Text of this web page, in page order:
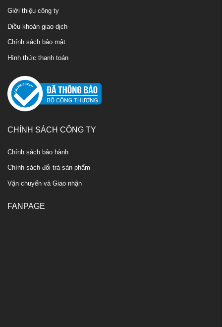
Giới thiệu công ty
Điều khoản giao dịch
Chính sách bảo mật
Hình thức thanh toán
CHÍNH SÁCH CÔNG TY
Chính sách bảo hành
Chính sách đổi trả sản phẩm
Vận chuyển và Giao nhận
FANPAGE